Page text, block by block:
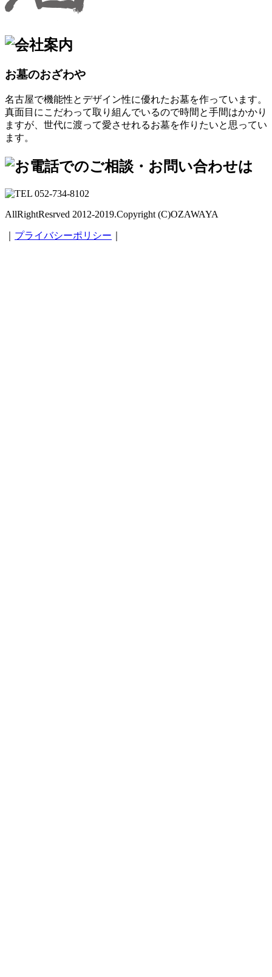
お墓のおざわや
名古屋で機能性とデザイン性に優れたお墓を作っています。
真面目にこだわって取り組んでいるので時間と手間はかかり
ますが、世代に渡って愛させれるお墓を作りたいと思ってい
ます。
AllRightResrved 2012-2019.Copyright (C)OZAWAYA
プライバシーポリシー